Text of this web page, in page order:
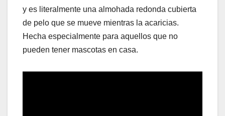
y es literalmente una almohada redonda cubierta
de pelo que se mueve mientras la acaricias.
Hecha especialmente para aquellos que no
pueden tener mascotas en casa.